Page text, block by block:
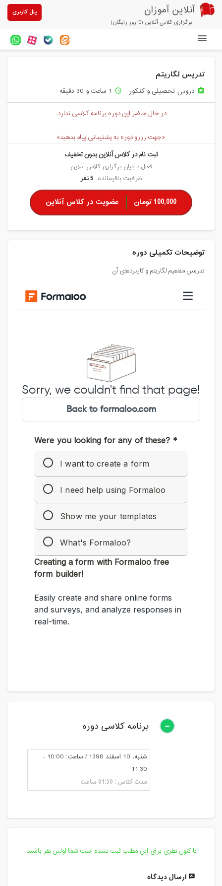
آنلاین آموزان
برگزاری کلاس آنلاین (10روز رایگان)
پنل کاربری
خرید سرویس کلاس آنلاین
پیشنهادهای ویژه
تخفیفهای مشارکتی
درباره ما
تدریس لگاریتم
assignment دروس تحصیلی و کنکور access_time 1 ساعت و 30 دقیقه
در حال حاضر این دوره برنامه کلاسی ندارد.
«جهت رزرو دوره به پشتیبانی پیام بدهید»
ثبت نام در کلاس آنلاین بدون تخفیف
فعال تا پایان برگزاری کلاس آنلاین
ظرفیت باقیمانده :5 نفر
100,000 تومان عضویت در کلاس آنلاین
توضیحات تکمیلی دوره
تدریس مفاهیم لگاریتم و کاربردهای آن
برنامه کلاسی دوره
شنبه، 10 اسفند 1398 / ساعت: 10:00 -
11:30
مدت کلاس : 01:30 ساعت
تا کنون نظری برای این مطلب ثبت نشده است.شما اولین نفر باشید.
ارسال دیدگاه